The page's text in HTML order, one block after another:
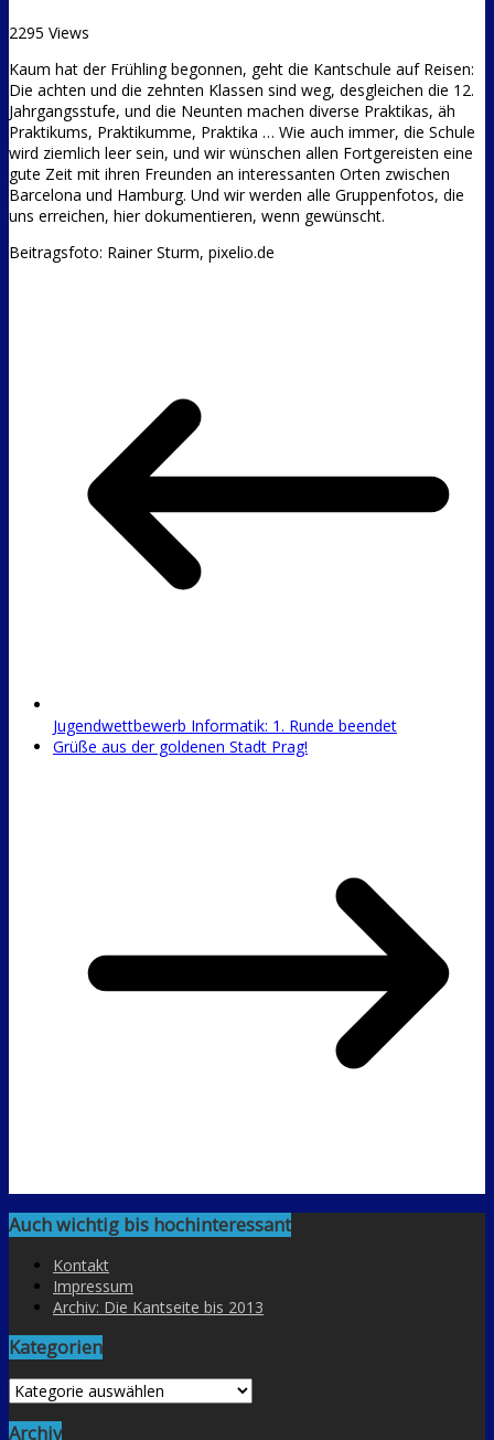
2295 Views
Kaum hat der Frühling begonnen, geht die Kantschule auf Reisen:
Die achten und die zehnten Klassen sind weg, desgleichen die 12.
Jahrgangsstufe, und die Neunten machen diverse Praktikas, äh
Praktikums, Praktikumme, Praktika … Wie auch immer, die Schule
wird ziemlich leer sein, und wir wünschen allen Fortgereisten eine
gute Zeit mit ihren Freunden an interessanten Orten zwischen
Barcelona und Hamburg. Und wir werden alle Gruppenfotos, die
uns erreichen, hier dokumentieren, wenn gewünscht.
Beitragsfoto: Rainer Sturm, pixelio.de
Jugendwettbewerb Informatik: 1. Runde beendet
Grüße aus der goldenen Stadt Prag!
Auch wichtig bis hochinteressant
Kontakt
Impressum
Archiv: Die Kantseite bis 2013
Kategorien
Kategorien
Archiv